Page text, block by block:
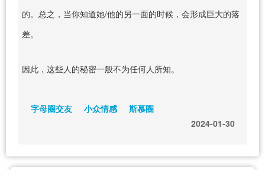
的。总之，当你知道她/他的另一面的时候，会形成巨大的落
差。
因此，这些人的秘密一般不为任何人所知。
字母圈交友 小众情感
斯慕圈
2024-01-30